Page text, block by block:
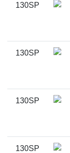
130SP
130SP
130SP
130SP